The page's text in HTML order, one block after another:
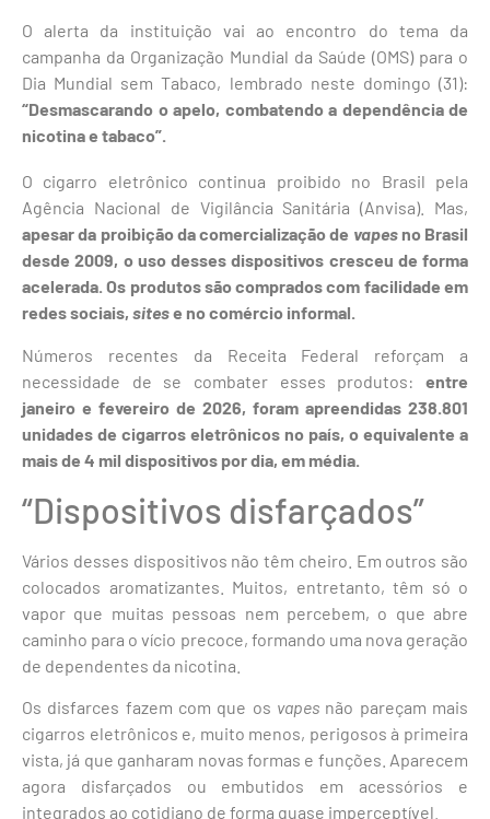
O alerta da instituição vai ao encontro do tema da
campanha da Organização Mundial da Saúde (OMS) para o
Dia Mundial sem Tabaco, lembrado neste domingo (31):
“Desmascarando o apelo, combatendo a dependência de
nicotina e tabaco”.
O cigarro eletrônico continua proibido no Brasil pela
Agência Nacional de Vigilância Sanitária (Anvisa). Mas,
apesar da proibição da comercialização de vapesno Brasil
desde 2009, o uso desses dispositivos cresceu de forma
acelerada. Os produtos são comprados com facilidade em
redes sociais, sitese no comércio informal.
Números recentes da Receita Federal reforçam a
necessidade de se combater esses produtos: entre
janeiro e fevereiro de 2026, foram apreendidas 238.801
unidades de cigarros eletrônicos no país, o equivalente a
mais de 4 mil dispositivos por dia, em média.
“Dispositivos disfarçados”
Vários desses dispositivos não têm cheiro. Em outros são
colocados aromatizantes. Muitos, entretanto, têm só o
vapor que muitas pessoas nem percebem, o que abre
caminho para o vício precoce, formando uma nova geração
de dependentes da nicotina.
Os disfarces fazem com que os vapes não pareçam mais
cigarros eletrônicos e, muito menos, perigosos à primeira
vista, já que ganharam novas formas e funções. Aparecem
agora disfarçados ou embutidos em acessórios e
integrados ao cotidiano de forma quase imperceptível.